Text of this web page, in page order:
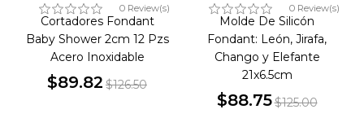
0 Review(s)
Cortadores Fondant
Baby Shower 2cm 12 Pzs
Acero Inoxidable
$89.82 $126.50
0 Review(s)
Molde De Silicón
Fondant: León, Jirafa,
Chango y Elefante
21x6.5cm
$88.75$125.00